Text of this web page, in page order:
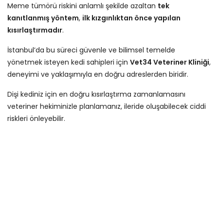
Meme tümörü riskini anlamlı şekilde azaltan tek
kanıtlanmış yöntem, ilk kızgınlıktan önce yapılan
kısırlaştırmadır.
İstanbul’da bu süreci güvenle ve bilimsel temelde
yönetmek isteyen kedi sahipleri için Vet34 Veteriner Kliniği,
deneyimi ve yaklaşımıyla en doğru adreslerden biridir.
Dişi kediniz için en doğru kısırlaştırma zamanlamasını
veteriner hekiminizle planlamanız, ileride oluşabilecek ciddi
riskleri önleyebilir.